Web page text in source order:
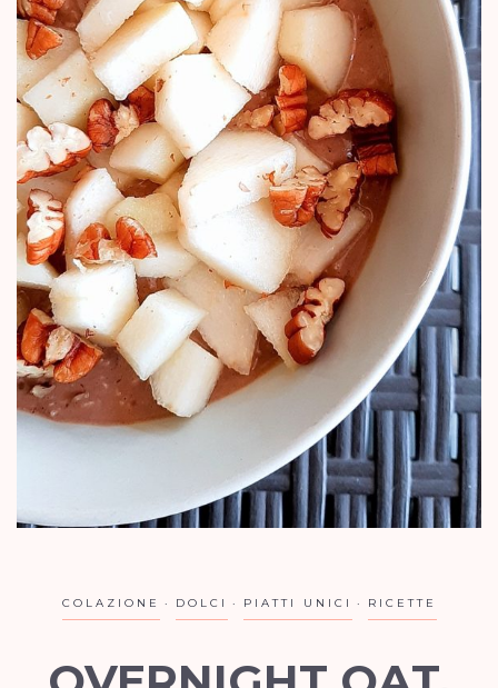
COLAZIONE DOLCI PIATTI UNICI RICETTE